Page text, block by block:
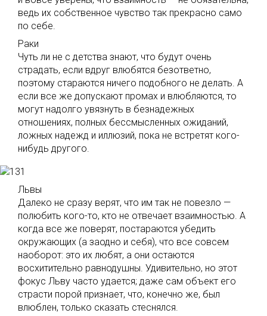
ведь их собственное чувство так прекрасно само
по себе.
Раки
Чуть ли не с детства знают, что будут очень
страдать, если вдруг влюбятся безответно,
поэтому стараются ничего подобного не делать. А
если все же допускают промах и влюбляются, то
могут надолго увязнуть в безнадежных
отношениях, полных бессмысленных ожиданий,
ложных надежд и иллюзий, пока не встретят кого-
нибудь другого.
Львы
Далеко не сразу верят, что им так не повезло —
полюбить кого-то, кто не отвечает взаимностью. А
когда все же поверят, постараются убедить
окружающих (а заодно и себя), что все совсем
наоборот: это их любят, а они остаются
восхитительно равнодушны. Удивительно, но этот
фокус Льву часто удается; даже сам объект его
страсти порой признает, что, конечно же, был
влюблен, только сказать стеснялся.